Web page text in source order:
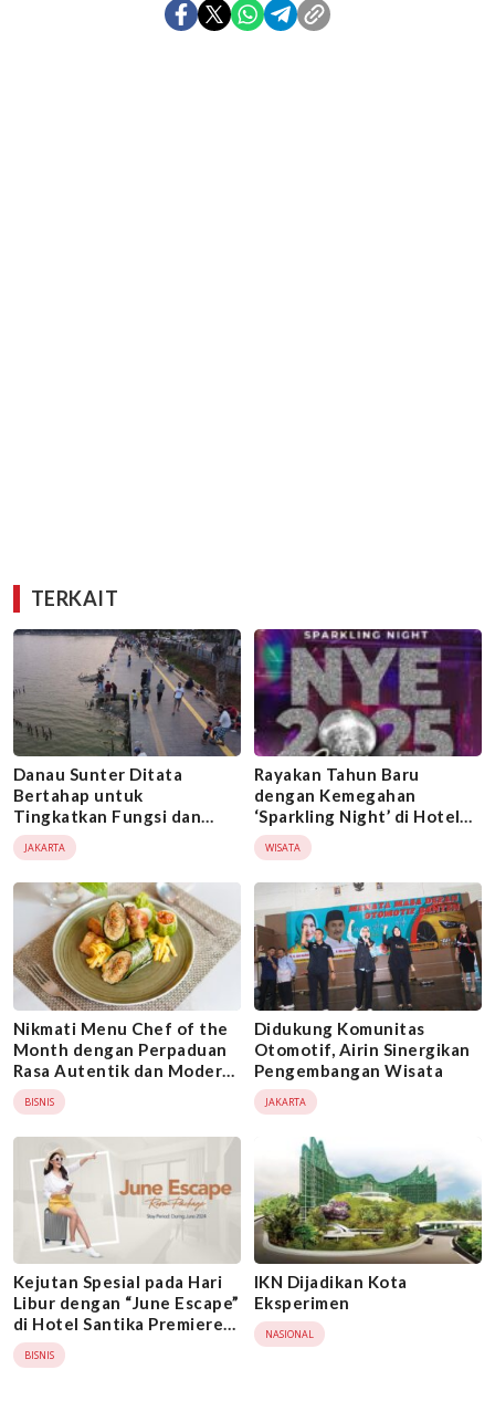
TERKAIT
Danau Sunter Ditata
Bertahap untuk
Tingkatkan Fungsi dan
Daya Tarik Wisata
JAKARTA
Rayakan Tahun Baru
dengan Kemegahan
‘Sparkling Night’ di Hotel
Santika Premiere Bintaro
WISATA
Nikmati Menu Chef of the
Month dengan Perpaduan
Rasa Autentik dan Modern
di Hotel Santika Premiere
Bintaro
BISNIS
Didukung Komunitas
Otomotif, Airin Sinergikan
Pengembangan Wisata
JAKARTA
Kejutan Spesial pada Hari
Libur dengan “June Escape”
di Hotel Santika Premiere
Bintaro
BISNIS
IKN Dijadikan Kota
Eksperimen
NASIONAL